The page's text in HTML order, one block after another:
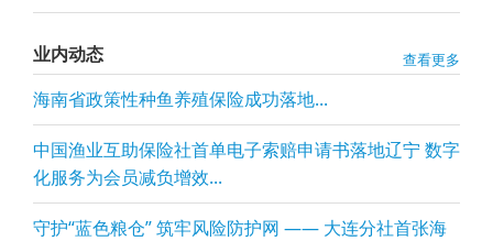
业内动态 查看更多
海南省政策性种鱼养殖保险成功落地...
中国渔业互助保险社首单电子索赔申请书落地辽宁 数字
化服务为会员减负增效...
守护“蓝色粮仓” 筑牢风险防护网 —— 大连分社首张海